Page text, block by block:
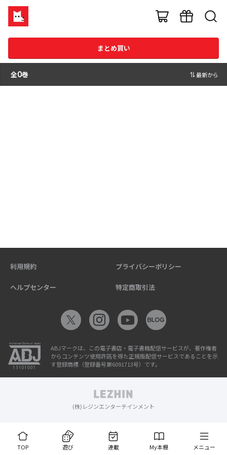
まとめ買い
全0巻 最新から
TOP 遊び 連載 My本棚 メニュー
利用規約 プライバシーポリシー
ヘルプセンター 特定商取引法
ABJマークは、この電子書店・電子書籍配信サービスが、著作権者
からコンテンツ使用許諾を得た正規版配信サービスであることを示
す登録商標（登録番号第6091713号）です。
(株)レジンエンターテインメント